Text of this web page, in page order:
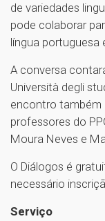
de variedades
pode colaborar
língua portuguesa
A conversa
Università degli
encontro também
professores do
Moura Neves e
O Diálogos é
necessário
Serviço